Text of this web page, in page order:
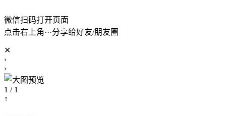
微信扫码打开页面
点击右上角···分享给好友/朋友圈
✕
‹
›
1 / 1
↑